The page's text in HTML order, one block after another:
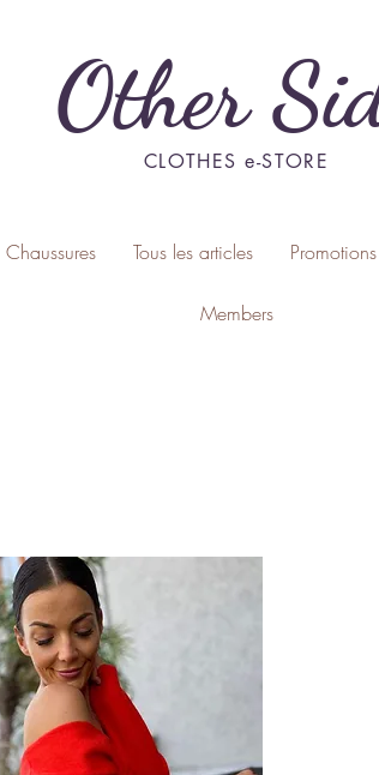
Other
CLOTHES e-STORE
Chaussures Tous les articles Promotions
Members